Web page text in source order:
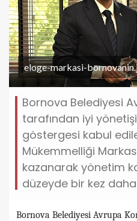
eloge-markasi-
Bornova Belediyesi
tarafından iyi
göstergesi kabul
Mükemmelliği
kazanarak yönetim
düzeyde bir kez
Bornova Belediyesi Avrupa